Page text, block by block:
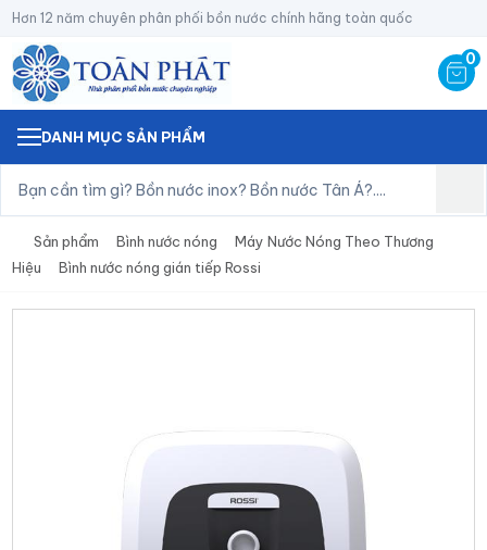
Hơn 12 năm chuyên phân phối bồn nước chính hãng toàn quốc
0
DANH MỤC SẢN PHẨM
Sản phẩm Bình nước nóng
Máy Nước Nóng Theo Thương
Hiệu
Bình nước nóng gián tiếp Rossi